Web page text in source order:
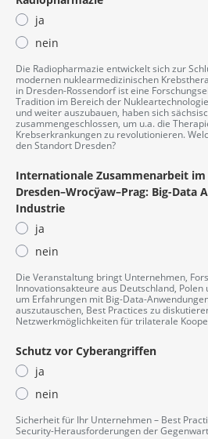
ja
nein
Die Radiopharmazie entwickelt sich zur
modernen nuklearmedizinischen
in Dresden-Rossendorf ist eine
Tradition im Bereich der
und weiter auszubauen, haben sich
zusammengeschlossen, um u.a. die
Krebserkrankungen zu revolutionieren.
den Standort Dresden?
Internationale Zusammenarbeit
Dresden–Wrocÿaw–Prag: Big-Data
Industrie
ja
nein
Die Veranstaltung bringt Unternehmen,
Innovationsakteure aus Deutschland, Polen
um Erfahrungen mit Big-Data-
auszutauschen, Best Practices zu
Netzwerkmöglichkeiten für trilaterale
Schutz vor Cyberangriffen
ja
nein
​​​​​​​Sicherheit für Ihr Unternehmen – Best
Security-Herausforderungen der